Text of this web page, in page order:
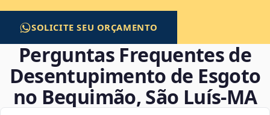
SOLICITE SEU ORÇAMENTO
Perguntas Frequentes de
Desentupimento de Esgoto
no Bequimão, São Luís‑MA